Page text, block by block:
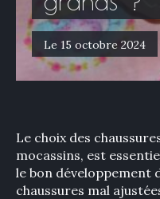
Le 15 octobre 2024
Le choix des
mocassins, est
le bon développement
chaussures mal